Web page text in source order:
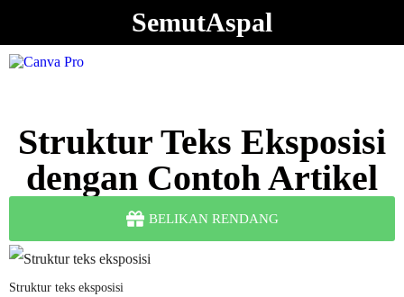
SemutAspal
Struktur Teks Eksposisi
dengan Contoh Artikel
BELIKAN RENDANG
Struktur teks eksposisi